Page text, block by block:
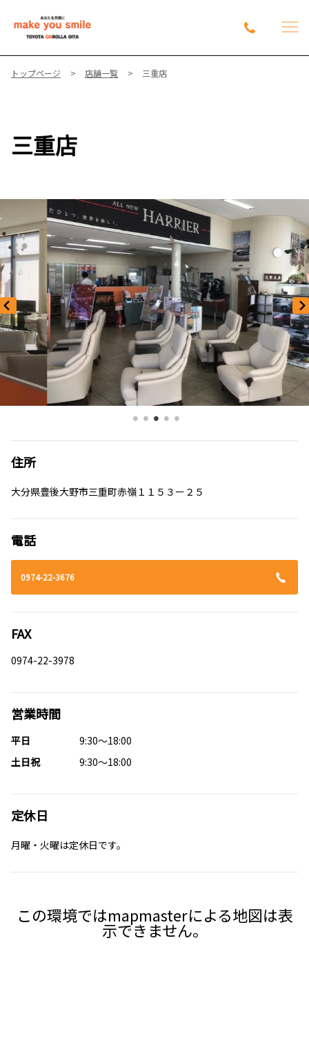
トップページ 店舗一覧 三重店
三重店
住所
大分県豊後大野市三重町赤嶺１１５３ー２５
電話
0974-22-3676
FAX
0974-22-3978
営業時間
平日
9:30～18:00
土日祝
9:30～18:00
定休日
月曜・火曜は定休日です。
この環境ではmapmasterによる地図は表
示できません。